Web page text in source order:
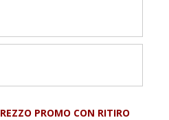
PROMO CON RITIRO